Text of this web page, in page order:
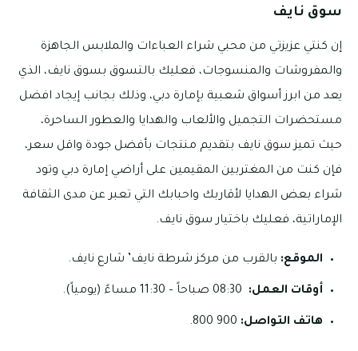
سوق نايف
إن كنتي عزيزتي من محبي شراء العباءات والملابس الجاهزة
والمفروشات والمنسوجات، فعليك بالتسوق بسوق نايف، الذي
يعد من ابرز أسواق شعبية بإمارة دبي، وذلك بجانب إيجاد افضل
مستحضرات التجميل والألعاب والهدايا والعطور الساحرة،
حيث تميز سوق نايف بتقديم منتجات بأفضل جودة واقل سعر،
فإن كنت من المغتربين المقيمين على أراضي إمارة دبي وتود
شراء بعض الهدايا لأقاربك واحبابك التي تعبر عن مدى الثقافة
الإماراتية، فعليك باختيار سوق نايف.
الموقع: بالقرب من مركز شرطة نايف’ شارع نايف.
أوقات العمل:
هاتف التواصل: